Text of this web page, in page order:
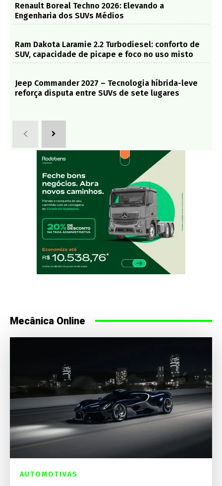
Renault Boreal Techno 2026: Elevando a
Engenharia dos SUVs Médios
Ram Dakota Laramie 2.2 Turbodiesel: conforto de
SUV, capacidade de picape e foco no uso misto
Jeep Commander 2027 – Tecnologia híbrida-leve
reforça disputa entre SUVs de sete lugares
Mecânica Online
AUTOMOTIVAS